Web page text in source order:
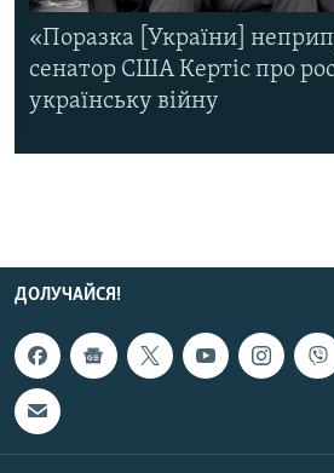
«Поразка [України]
сенатор США Кертіс про
українську війну
ДОЛУЧАЙСЯ!